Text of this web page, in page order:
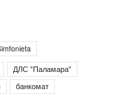
ДЛС "Паламара"
банкомат